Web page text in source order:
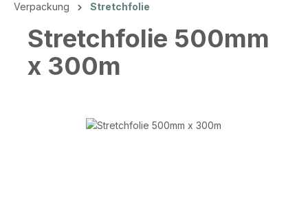
Verpackung Stretchfolie
Stretchfolie 500mm
x 300m
Bildergalerie überspringen